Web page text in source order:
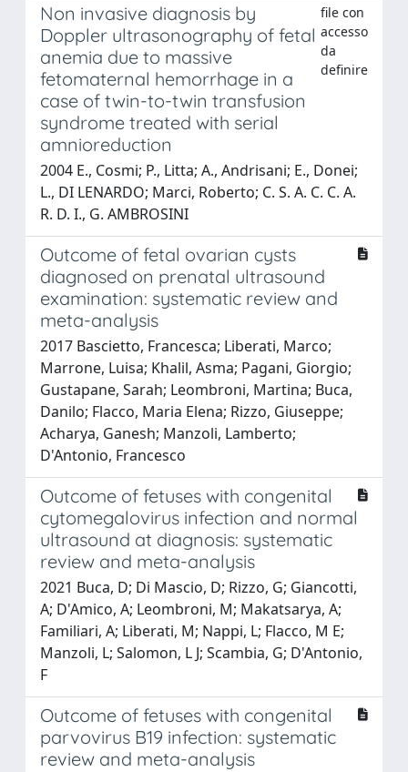
Non invasive diagnosis by
Doppler ultrasonography of fetal
anemia due to massive
fetomaternal hemorrhage in a
case of twin-to-twin transfusion
syndrome treated with serial
amnioreduction
file con
accesso
da
definire
2004 E., Cosmi; P., Litta; A., Andrisani; E., Donei;
L., DI LENARDO; Marci, Roberto; C. S. A. C. C. A.
R. D. I., G. AMBROSINI
Outcome of fetal ovarian cysts
diagnosed on prenatal ultrasound
examination: systematic review and
meta-analysis
2017 Bascietto, Francesca; Liberati, Marco;
Marrone, Luisa; Khalil, Asma; Pagani, Giorgio;
Gustapane, Sarah; Leombroni, Martina; Buca,
Danilo; Flacco, Maria Elena; Rizzo, Giuseppe;
Acharya, Ganesh; Manzoli, Lamberto;
D'Antonio, Francesco
Outcome of fetuses with congenital
cytomegalovirus infection and normal
ultrasound at diagnosis: systematic
review and meta-analysis
2021 Buca, D; Di Mascio, D; Rizzo, G; Giancotti,
A; D'Amico, A; Leombroni, M; Makatsarya, A;
Familiari, A; Liberati, M; Nappi, L; Flacco, M E;
Manzoli, L; Salomon, L J; Scambia, G; D'Antonio,
F
Outcome of fetuses with congenital
parvovirus B19 infection: systematic
review and meta-analysis